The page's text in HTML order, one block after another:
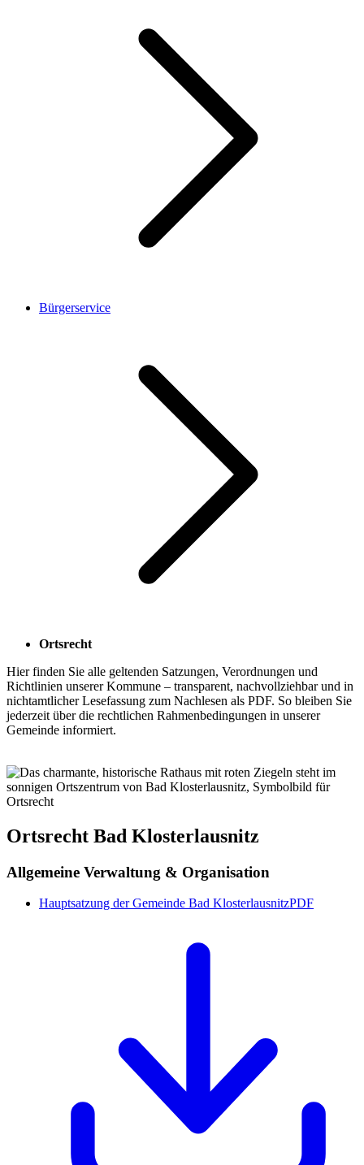
Bürgerservice
Ortsrecht
Hier finden Sie alle geltenden Satzungen, Verordnungen und
Richtlinien unserer Kommune – transparent, nachvollziehbar und in
nichtamtlicher Lesefassung zum Nachlesen als PDF. So bleiben Sie
jederzeit über die rechtlichen Rahmenbedingungen in unserer
Gemeinde informiert.
Ortsrecht Bad Klosterlausnitz
Allgemeine Verwaltung & Organisation
Hauptsatzung der Gemeinde Bad KlosterlausnitzPDF